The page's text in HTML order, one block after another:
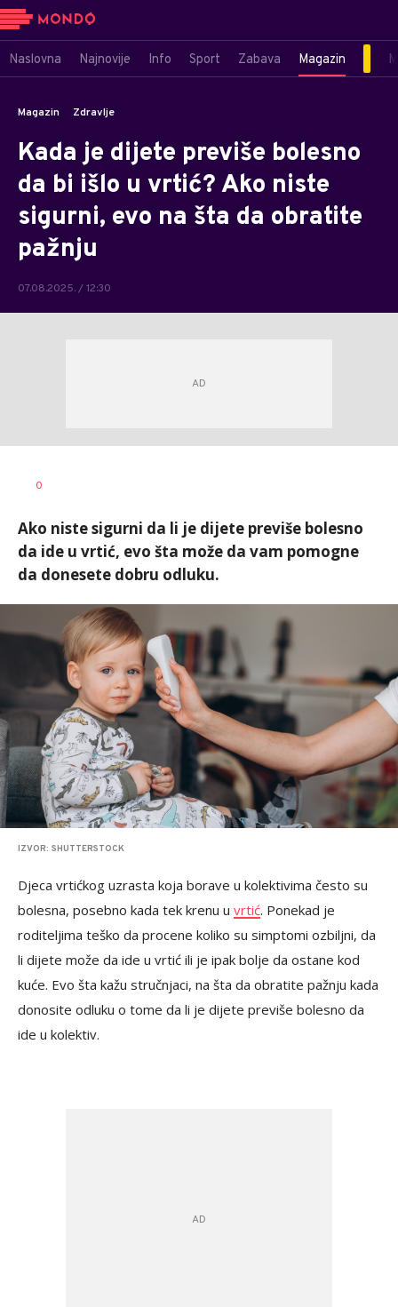
Naslovna Najnovije Info Sport Zabava Magazin
Magazin Zdravlje
Kada je dijete previše bolesno
da bi išlo u vrtić? Ako niste
sigurni, evo na šta da obratite
pažnju
07.08.2025. / 12:30
AUTOR
0
Ako niste sigurni da li je dijete previše bolesno
da ide u vrtić, evo šta može da vam pomogne
da donesete dobru odluku.
IZVOR: SHUTTERSTOCK
Djeca vrtićkog uzrasta koja borave u kolektivima često su
bolesna, posebno kada tek krenu u vrtić. Ponekad je
roditeljima teško da procene koliko su simptomi ozbiljni, da
li dijete može da ide u vrtić ili je ipak bolje da ostane kod
kuće. Evo šta kažu stručnjaci, na šta da obratite pažnju kada
donosite odluku o tome da li je dijete previše bolesno da
ide u kolektiv.